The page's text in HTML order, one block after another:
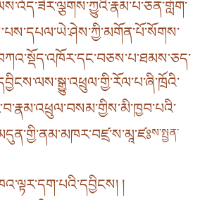
ས་སྤྱན་
།